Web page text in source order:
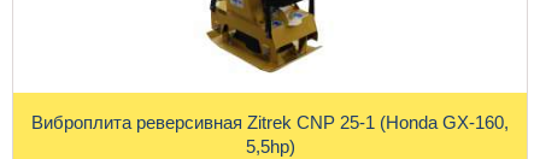
Виброплита реверсивная Zitrek CNP 25-1 (Honda GX-160,
5,5hp)